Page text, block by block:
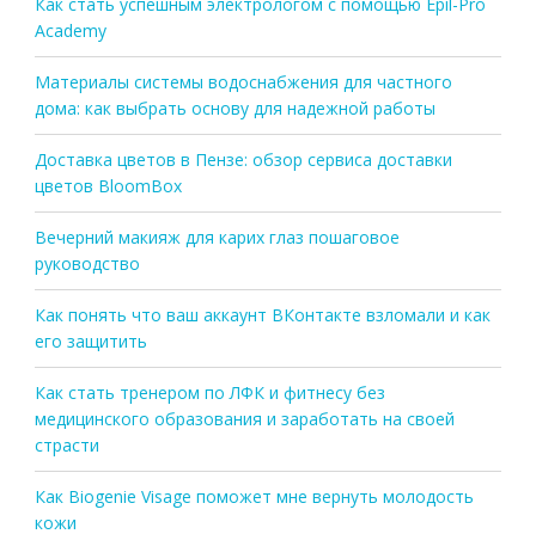
Academy
Материалы системы водоснабжения для частного
дома: как выбрать основу для надежной работы
Доставка цветов в Пензе: обзор сервиса доставки
цветов BloomBox
Вечерний макияж для карих глаз пошаговое
руководство
Как понять что ваш аккаунт ВКонтакте взломали и как
его защитить
Как стать тренером по ЛФК и фитнесу без
медицинского образования и заработать на своей
страсти
Как Biogenie Visage поможет мне вернуть молодость
кожи